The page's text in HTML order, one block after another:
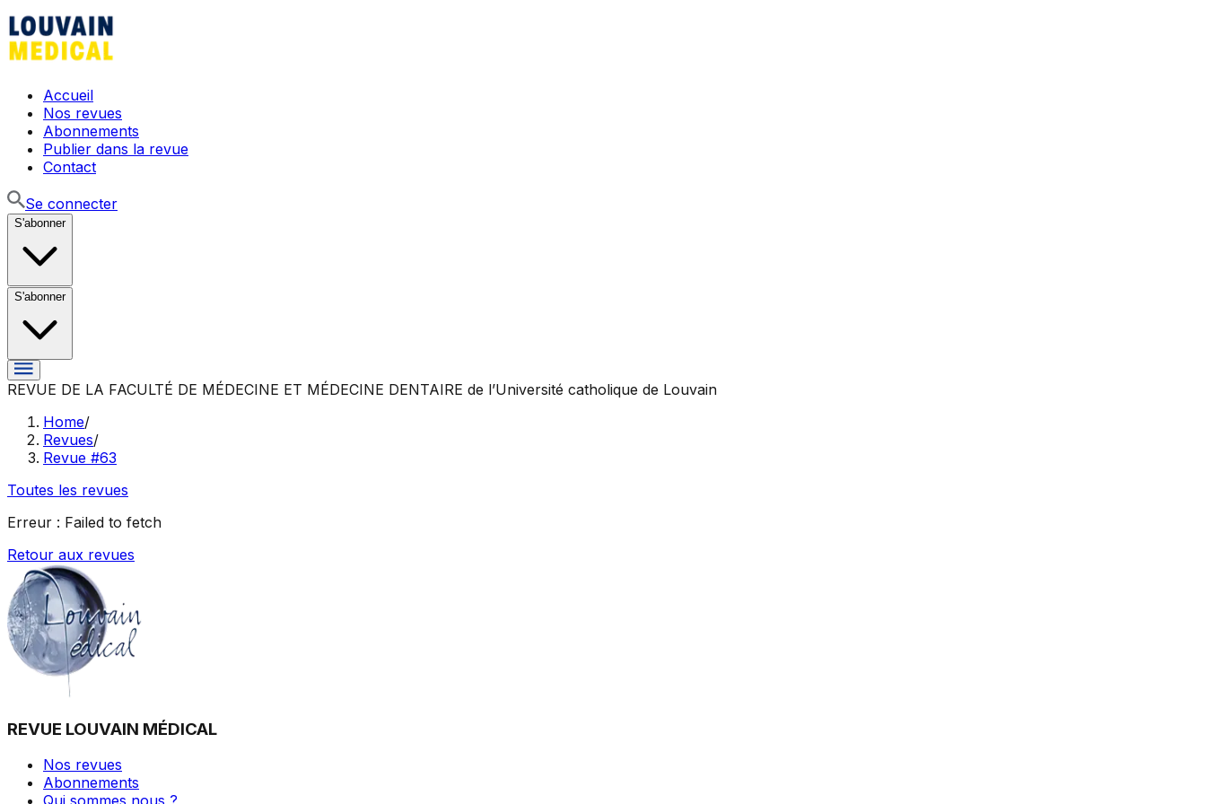
Accueil
Nos revues
Abonnements
Publier dans la revue
Contact
Se connecter
S'abonner
S'abonner
REVUE DE LA FACULTÉ DE MÉDECINE ET MÉDECINE DENTAIRE de l’Université catholique de Louvain
Home/
Revues/
Revue #63
Toutes les revues
Erreur : Failed to fetch
Retour aux revues
REVUE LOUVAIN MÉDICAL
Nos revues
Abonnements